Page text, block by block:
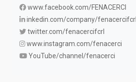
www.facebook.com/FENACERCI
inkedin.com/company/fenacercifcrl
twitter.com/fenacercifcrl
www.instagram.com/fenacerci
YouTube/channel/fenacerci